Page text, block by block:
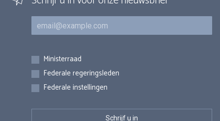
E-mail
Inschrijvingen
Ministerraad
Federale regeringsleden
Federale instellingen